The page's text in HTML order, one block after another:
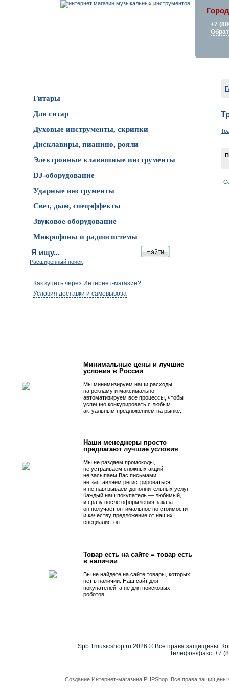
+7
Гитары
Для гитар
Духовые инструменты, скрипки
Дисклавиры, пианино, рояли
Электронные клавишные инструменты
DJ-оборудование
Ударные инструменты
Свет, дым, спецэффекты
Звуковое оборудование
Микрофоны и радиосистемы
Расширенный поиск
Как купить через Интернет-магазин?
Условия доставки и самовывоза
Минимальные цены и лучшие
условия в России
Мы минимизируем наши расходы
на рекламу и максимально
автоматизируем все процессы, чтобы
успешно конкурировать с любым
актуальным предложением на рынке.
Наши менеджеры просто
предлагают лучшие условия
Мы не раздаем промокоды,
не устраиваем сложных акций,
не засыпаем Вас письмами,
не заставляем регистрироваться
и не навязываем дополнительных услуг.
Каждый наш покупатель — любимый,
и сразу после оформления заказа
он получает оптимальное по стоимости
и качеству предложение от наших
специалистов.
Товар есть на сайте = товар есть
в наличии
Вы не найдете на сайте товары, которых
нет в наличии. Наш сайт для
покупателей, а не для поисковых
роботов.
Spb.1musicshop.ru 2026 © Все права защищены.
Телефон/факс: +7
Создание Интернет-магазина PHPShop . Все права защищены